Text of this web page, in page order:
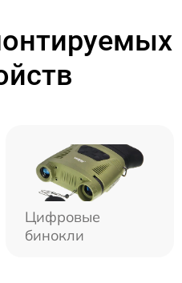
Цифровые
бинокли